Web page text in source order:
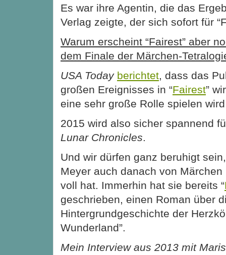
Es war ihre Agentin, die das
Verlag zeigte, der sich sofort für
Warum erscheint “Fairest” aber
dem Finale der Märchen-
USA Today berichtet, dass das
großen Ereignisses in “Fairest”
eine sehr große Rolle spielen
2015 wird also sicher spannend
Lunar Chronicles.
Und wir dürfen ganz beruhigt
Meyer auch danach von
voll hat. Immerhin hat sie bereits “
geschrieben, einen Roman über
Hintergrundgeschichte der
Wunderland”.
Mein Interview aus 2013 mit